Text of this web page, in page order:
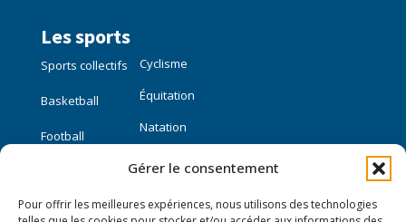
Gérer le consentement
Pour offrir les meilleures expériences, nous utilisons des technologies
Les sports
Sports collectifs
Basketball
Football
Sports individuels
Course à pied
Cyclisme
Équitation
Natation